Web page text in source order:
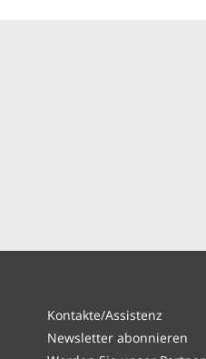
Kontakte/Assistenz
Newsletter abonnieren